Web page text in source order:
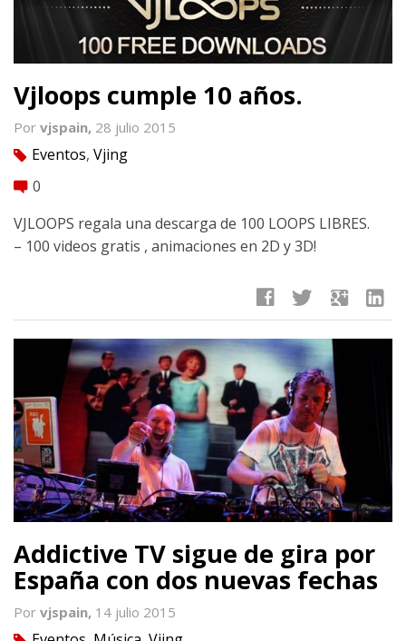
Vjloops cumple 10 años.
Por vjspain, 28 julio 2015
tag Eventos, Vjing
comment 0
VJLOOPS regala una descarga de 100 LOOPS LIBRES.
– 100 videos gratis , animaciones en 2D y 3D!
facebook twitter google linkedin
Addictive TV sigue de gira por
España con dos nuevas fechas
Por vjspain, 14 julio 2015